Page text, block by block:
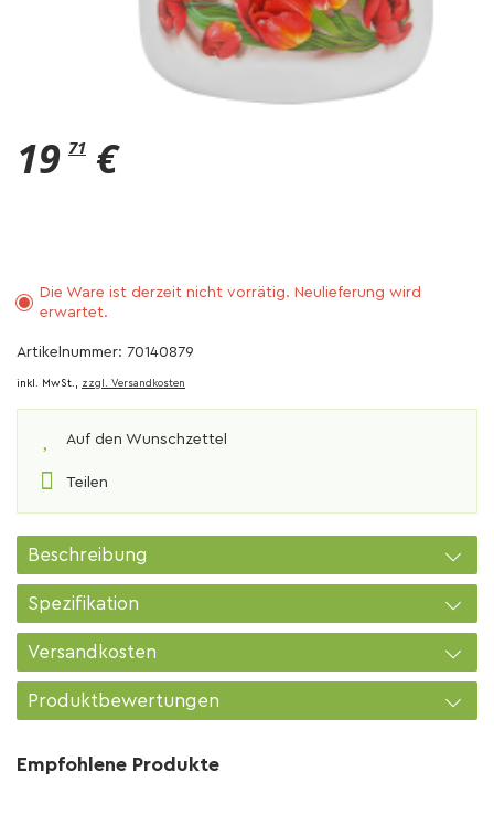
19 71 €
Die Ware ist derzeit nicht vorrätig. Neulieferung wird
erwartet.
Artikelnummer: 70140879
inkl. MwSt., zzgl. Versandkosten
Auf den Wunschzettel
Teilen
Beschreibung
Spezifikation
Versandkosten
Produktbewertungen
Empfohlene Produkte